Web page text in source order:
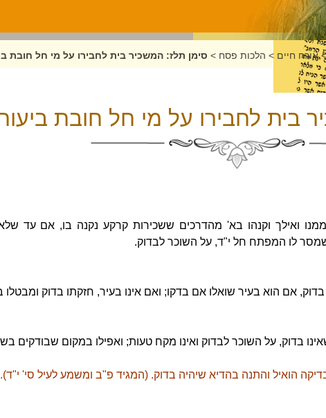
>אורח חיים > הלכות פסח > סימן תלז: המשכיר בית לחבירו על מי חל חובת
בית לחבירו על מי חל חובת
ואילך וקנהו בא' מהדרכים ששכירות קרקע נקנה בו, אם עד
לו המפתח חל י"ד, על השוכר לבדוק.
אם הוא בעיר שואלו אם בדקו; ואם אינו בעיר, חזקתו בדוק ומבטלו
בדוק, על השוכר לבדוק ואינו מקח טעות; ואפילו במקום שבודקים
הואיל והתנה בהדיא שיהיה בדוק. (המגיד פ"ב ומשמע לעיל סי' י"ד).